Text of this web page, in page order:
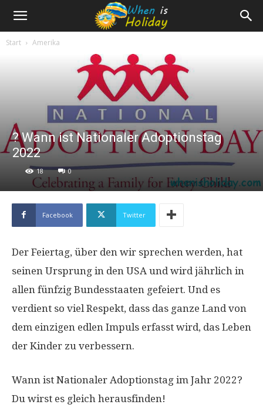
Start Amerika
? Wann ist Nationaler Adoptionstag
2022
18 0
Facebook Twitter
Der Feiertag, über den wir sprechen werden, hat
seinen Ursprung in den USA und wird jährlich in
allen fünfzig Bundesstaaten gefeiert. Und es
verdient so viel Respekt, dass das ganze Land von
dem einzigen edlen Impuls erfasst wird, das Leben
der Kinder zu verbessern.
Wann ist Nationaler Adoptionstag im Jahr 2022?
Du wirst es gleich herausfinden!